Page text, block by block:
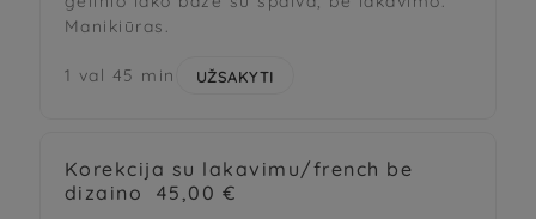
Manikiūras.
1 val 45 min UŽSAKYTI
Korekcija su lakavimu/french be
dizaino
45,00 €